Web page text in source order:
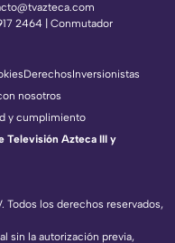
2464 | Conmutador
Todos los derechos reservados,
sin la autorización previa,
DerechosInversionistas
nosotros
y cumplimiento
Televisión Azteca III y